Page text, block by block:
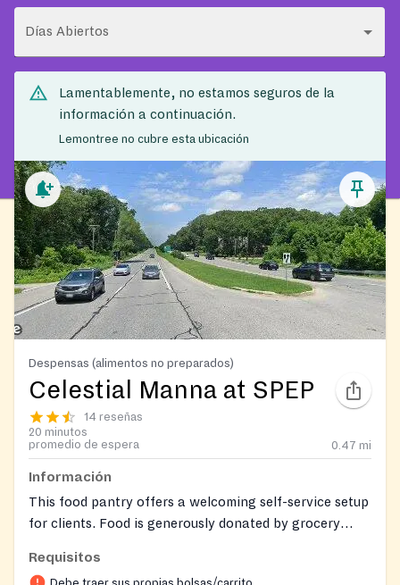
Días Abiertos
Lamentablemente, no estamos seguros de la
información a continuación.
Lemontree no cubre esta ubicación
Despensas (alimentos no preparados)
Celestial Manna at SPEP
14 reseñas
20 minutos
promedio de espera
0.47 mi
Información
This food pantry offers a welcoming self-service setup
for clients. Food is generously donated by grocery
Requisitos